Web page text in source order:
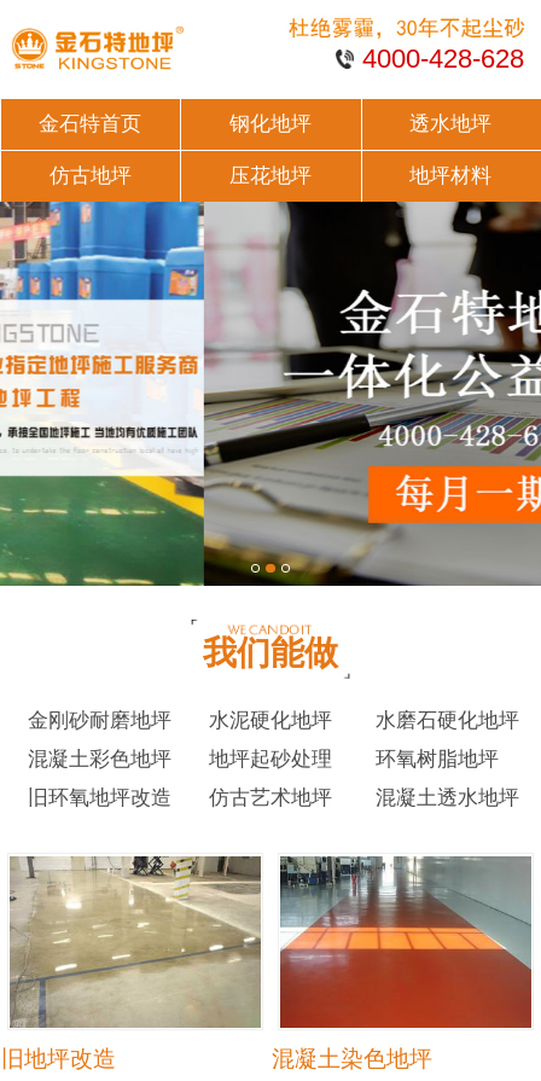
4000-428-628
金石特首页 钢化地坪 透水地坪
仿古地坪 压花地坪 地坪材料
我们能做
金刚砂耐磨地坪 水泥硬化地坪
水磨石硬化地坪
混凝土彩色地坪
地坪起砂处理
环氧树脂地坪
旧环氧地坪改造
仿古艺术地坪 混凝土透水地坪
旧地坪改造 混凝土染色地坪